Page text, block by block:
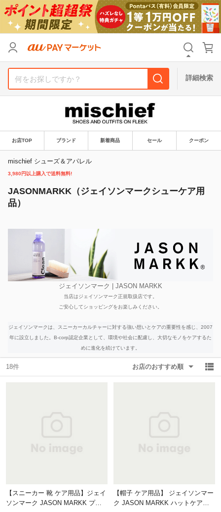
詳細検索
お店TOP ブランド 新着商品 セール クーポン
mischief シューズ＆アパレル
3,980円以上購入で送料無料!
JASONMARKK（ジェイソンマークシューケア用
品）
ジェイソンマーク | JASON MARKK
当店はジェイソンマーク正規取扱店です。
ご安心してショッピングをお楽しみください。
ジェイソンマークは、スニーカーカルチャーに対する強い想いとケアの重要性を感じ、2007
年に設立しました。B-corp認定企業として、環境や社会に配慮し、大切なモノをケアするた
めに進化を続けています。
18件 お店のおすすめ順
【スニーカー 靴 ケア用品】ジェイ
ソンマーク JASON MARKK プレ
【帽子 ケア用品】 ジェイソンマー
ク JASON MARKK ハットケアキ
支払い方法
送料無料 タイムセール
Pontaパス特典対象すべて
除外ワード
リセット
支払い方法
送料無料 タイムセール
Pontaパス特典対象すべて
除外ワード